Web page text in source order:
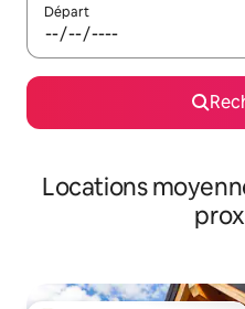
Départ
Locations